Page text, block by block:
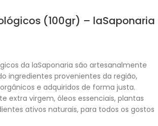
(100gr) – laSaponaria
da laSaponaria são artesanalmente
ingredientes provenientes da região,
e adquiridos de forma justa.
extra virgem, óleos essenciais, plantas
ativos naturais, para todos os gostos